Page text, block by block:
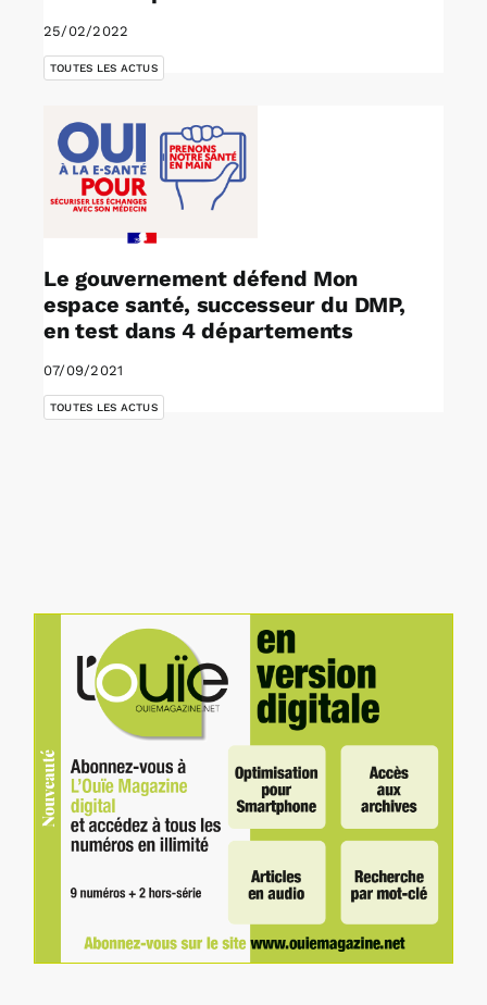
25/02/2022
TOUTES LES ACTUS
Le gouvernement défend Mon
espace santé, successeur du DMP,
en test dans 4 départements
07/09/2021
TOUTES LES ACTUS